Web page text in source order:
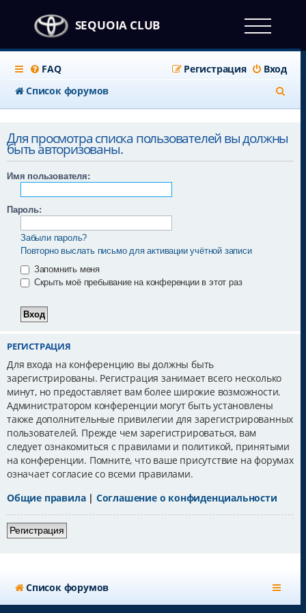
SEQUOIA CLUB
FAQ Вход
Регистрация
Список форумов
о
Для просмотра списка пользователей вы должны
быть авторизованы.
Имя пользователя:
Пароль:
Забыли пароль?
Повторно выслать письмо для активации учётной записи
Запомнить меня
Скрыть моё пребывание на конференции в этот раз
РЕГИСТРАЦИЯ
Для входа на конференцию вы должны быть
зарегистрированы. Регистрация занимает всего несколько
минут, но предоставляет вам более широкие возможности.
Администратором конференции могут быть установлены
также дополнительные привилегии для зарегистрированных
пользователей. Прежде чем зарегистрироваться, вам
следует ознакомиться с правилами и политикой, принятыми
на конференции. Помните, что ваше присутствие на форумах
означает согласие со всеми правилами.
Общие правила| Соглашение о конфиденциальности
Регистрация
Список форумов